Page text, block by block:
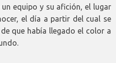
equipo y su afición, el lugar
el día a partir del cual se
que había llegado el color a